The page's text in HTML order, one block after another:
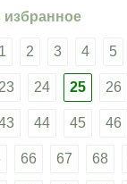
избранное
1 2 3 4 5
23 24 25 26
44 45 46
66 67 68